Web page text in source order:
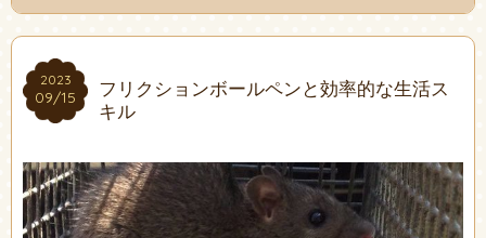
2023
09/15
2023
09/15
フリクションボールペンと効率的な生活ス
キル